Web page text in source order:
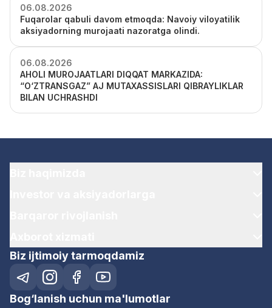
06.08.2026
Fuqarolar qabuli davom etmoqda: Navoiy viloyatilik
aksiyadorning murojaati nazoratga olindi.
06.08.2026
AHOLI MUROJAATLARI DIQQAT MARKAZIDA:
“O‘ZTRANSGAZ” AJ MUTAXASSISLARI QIBRAYLIKLAR
BILAN UCHRASHDI
Biz ijtimoiy tarmoqdamiz
Bog‘lanish uchun ma'lumotlar